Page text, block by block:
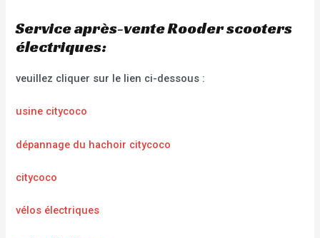
Service après-vente Rooder scooters
électriques:
veuillez cliquer sur le lien ci-dessous :
usine citycoco
dépannage du hachoir citycoco
citycoco
vélos électriques